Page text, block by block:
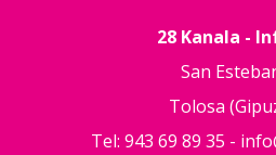
28 Kanala -
San
Tolosa
Tel: 943 69 89 35 -